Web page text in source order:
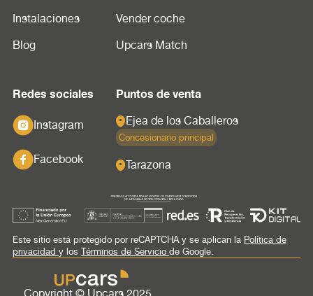
Instalaciones
Blog
Vender coche
Upcars Match
Redes sociales
Instagram
Facebook
Puntos de venta
Ejea de los Caballeros
Concesionario principal
Tarazona
Este sitio está protegido por reCAPTCHA y se aplican la Política de
privacidad y los Términos de Servicio de Google.